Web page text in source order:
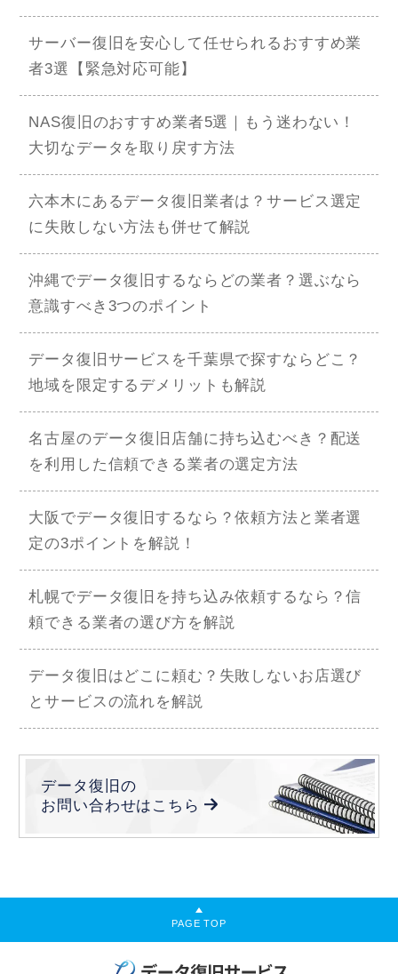
サーバー復旧を安心して任せられるおすすめ業
者3選【緊急対応可能】
NAS復旧のおすすめ業者5選｜もう迷わない！
大切なデータを取り戻す方法
六本木にあるデータ復旧業者は？サービス選定
に失敗しない方法も併せて解説
沖縄でデータ復旧するならどの業者？選ぶなら
意識すべき3つのポイント
データ復旧サービスを千葉県で探すならどこ？
地域を限定するデメリットも解説
名古屋のデータ復旧店舗に持ち込むべき？配送
を利用した信頼できる業者の選定方法
大阪でデータ復旧するなら？依頼方法と業者選
定の3ポイントを解説！
札幌でデータ復旧を持ち込み依頼するなら？信
頼できる業者の選び方を解説
データ復旧はどこに頼む？失敗しないお店選び
とサービスの流れを解説
データ復旧の
お問い合わせは こちら
PAGE TOP